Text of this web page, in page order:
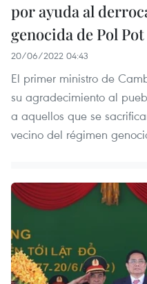
por ayuda al
genocida de Pol Pot
20/06/2022 04:43
El primer ministro de
su agradecimiento al
a aquellos que se
vecino del régimen